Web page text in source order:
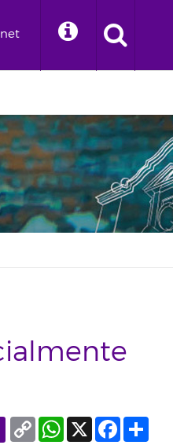
Facebook
X
WhatsApp
Copy
Link